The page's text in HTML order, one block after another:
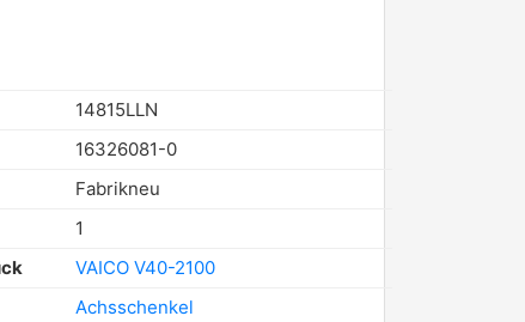
14815LLN
16326081-0
Fabrikneu
1
VAICO V40-2100
Achsschenkel